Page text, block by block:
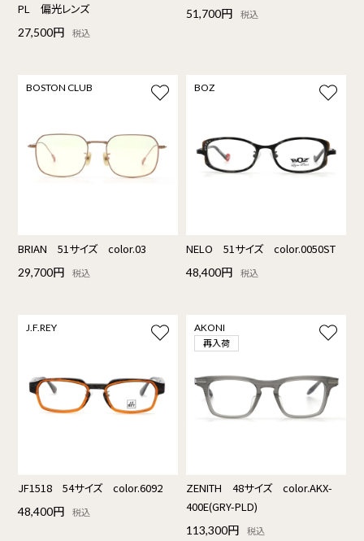
PL 偏光レンズ
27,500円 税込
51,700円 税込
BOSTON CLUB
BRIAN 51サイズ color.03
29,700円 税込
BOZ
NELO 51サイズ color.0050ST
48,400円 税込
J.F.REY
JF1518 54サイズ color.6092
48,400円 税込
AKONI
再入荷
ZENITH 48サイズ color.AKX-
400E(GRY-PLD)
113,300円 税込